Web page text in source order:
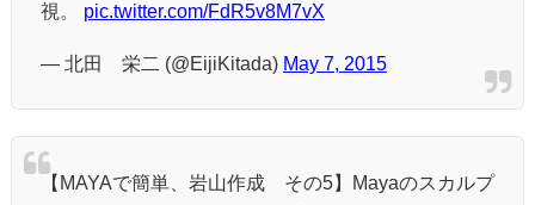
視。 pic.twitter.com/FdR5v8M7vX
— 北田 栄二 (@EijiKitada) May 7, 2015
【MAYAで簡単、岩山作成 その5】Mayaのスカルプ